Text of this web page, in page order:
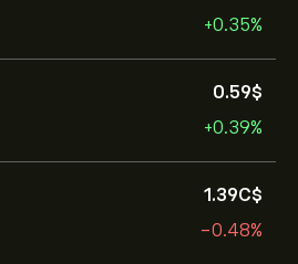
+0.35%
0.59‎$‎
+0.39%
1.39‎C$‎
-0.48%